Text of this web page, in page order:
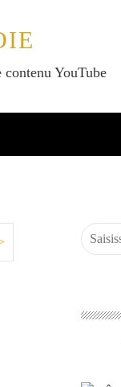
YouTube